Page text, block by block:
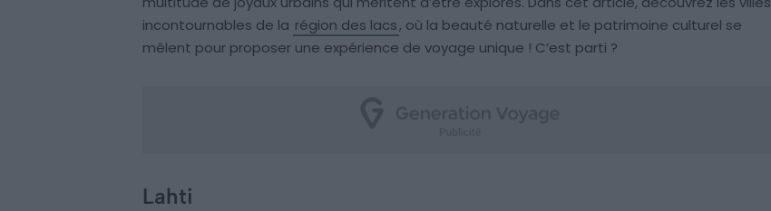
incontournables de la région des lacs, où la beauté naturelle et le patrimoine culturel se
mêlent pour proposer une expérience de voyage unique ! C’est parti ?
Lahti